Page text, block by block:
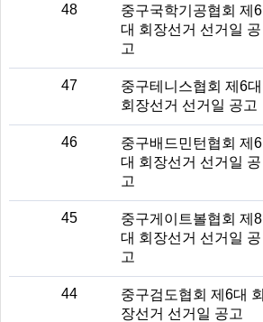
48
중구국학기공협회 제6
대 회장선거 선거일 공
고
47
중구테니스협회 제6대
회장선거 선거일 공고
46
중구배드민턴협회 제6
대 회장선거 선거일 공
고
45
중구게이트볼협회 제8
대 회장선거 선거일 공
고
44
중구검도협회 제6대 회
장선거 선거일 공고